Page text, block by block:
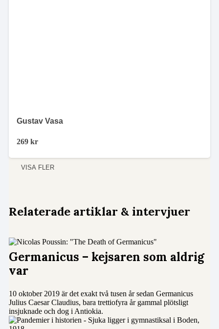
Gustav Vasa
269 kr
VISA FLER
Relaterade artiklar & intervjuer
Germanicus – kejsaren som aldrig
var
10 oktober 2019 är det exakt två tusen år sedan Germanicus
Julius Caesar Claudius, bara trettiofyra år gammal plötsligt
insjuknade och dog i Antiokia.